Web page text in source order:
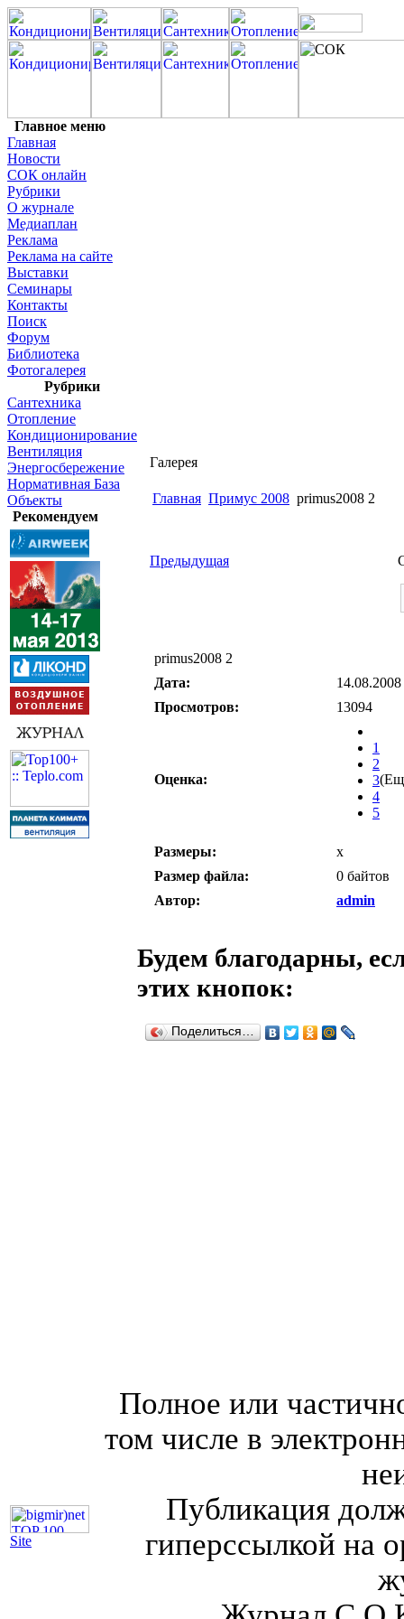
Главное меню
Главная
Новости
СОК онлайн
Рубрики
О журнале
Медиаплан
Реклама
Реклама на сайте
Выставки
Семинары
Контакты
Поиск
Форум
Библиотека
Фотогалерея
Рубрики
Сантехника
Отопление
Кондиционирование
Вентиляция
Энергосбережение
Нормативная База
Объекты
Рекомендуем
Галерея
Главная Примус 2008 primus2008 2
Предыдущая
primus2008 2
Дата:
Просмотров:
13094
Оценка:
1
2
3
4
5
Размеры:
x
Размер файла:
0 байтов
Автор:
admin
Будем благодарны,
этих кнопок:
Поделиться…
Site
Полное или
том числе в
Публикация
гиперссылкой на